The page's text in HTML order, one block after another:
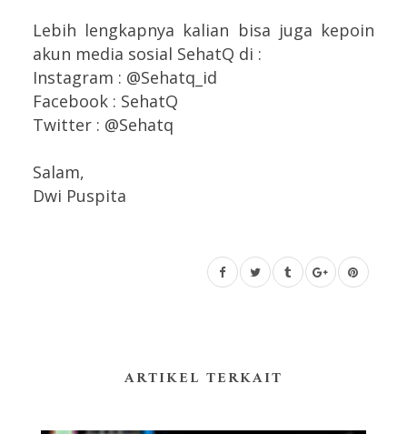
Lebih lengkapnya kalian bisa juga kepoin
akun media sosial SehatQ di :
Instagram : @Sehatq_id
Facebook : SehatQ
Twitter : @Sehatq
Salam,
Dwi Puspita
ARTIKEL TERKAIT